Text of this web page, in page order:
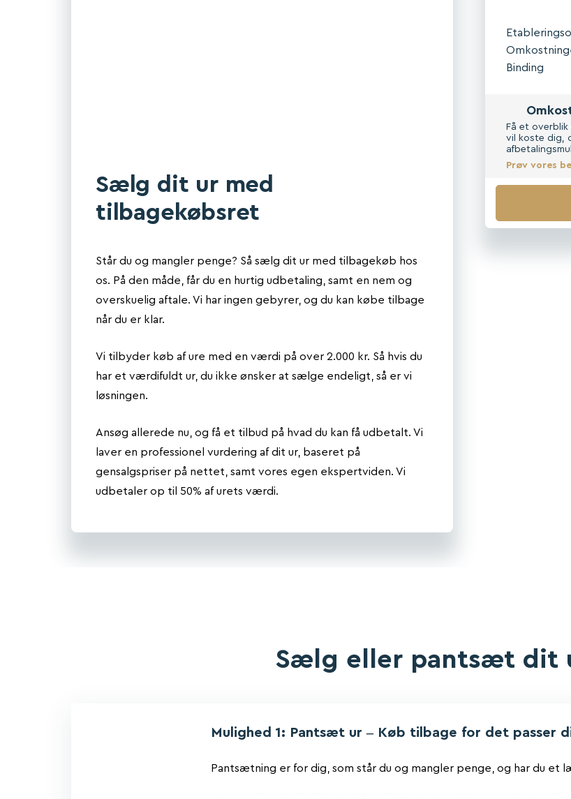
Sælg dit ur med
tilbagekøbsret
Står du og mangler penge? Så sælg dit ur med tilbagekøb hos
os. På den måde, får du en hurtig udbetaling, samt en nem og
overskuelig aftale. Vi har ingen gebyrer, og du kan købe tilbage
når du er klar.
Vi tilbyder køb af ure med en værdi på over 2.000 kr. Så hvis du
har et værdifuldt ur, du ikke ønsker at sælge endeligt, så er vi
løsningen.
Ansøg allerede nu, og få et tilbud på hvad du kan få udbetalt. Vi
laver en professionel vurdering af dit ur, baseret på
gensalgspriser på nettet, samt vores egen ekspertviden. Vi
udbetaler op til 50% af urets værdi.
Binding
Få et
vil koste dig,
Prøv vores
Sælg eller pantsæt dit
Mulighed 1: Pantsæt ur – Køb tilbage for det passer
Pantsætning er for dig, som står du og mangler penge, og har du